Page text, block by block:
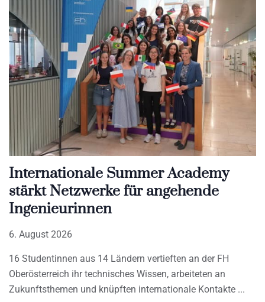
Internationale Summer Academy
stärkt Netzwerke für angehende
Ingenieurinnen
6. August 2026
16 Studentinnen aus 14 Ländern vertieften an der FH
Oberösterreich ihr technisches Wissen, arbeiteten an
Zukunftsthemen und knüpften internationale Kontakte